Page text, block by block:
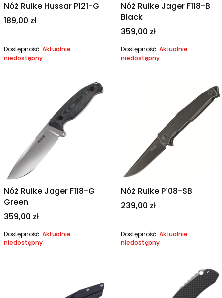
Nóż Ruike Hussar P121-G
Cena
189,00 zł
Dostępność: Aktualnie
niedostępny
Nóż Ruike Jager F118-B
Black
Cena
359,00 zł
Dostępność: Aktualnie
niedostępny
Nóż Ruike Jager F118-G
Green
Cena
359,00 zł
Dostępność: Aktualnie
niedostępny
Nóż Ruike P108-SB
Cena
239,00 zł
Dostępność: Aktualnie
niedostępny